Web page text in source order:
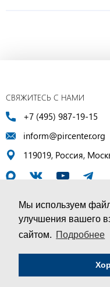
Мы используем
улучшения вашего
сайтом. Подробнее
СВЯЖИТЕСЬ С НАМИ
+7 (495) 987-19-15
inform@pircenter.org
119019, Россия,
© ПИР-Центр, 1994–2025 |
Соглашение об
Политика